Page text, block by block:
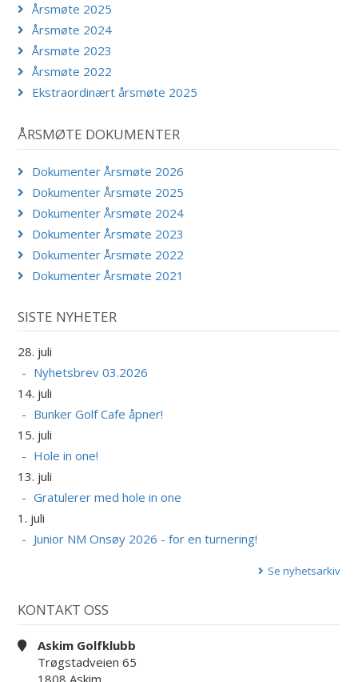
Årsmøte 2025
Årsmøte 2024
Årsmøte 2023
Årsmøte 2022
Ekstraordinært årsmøte 2025
ÅRSMØTE DOKUMENTER
Dokumenter Årsmøte 2026
Dokumenter Årsmøte 2025
Dokumenter Årsmøte 2024
Dokumenter Årsmøte 2023
Dokumenter Årsmøte 2022
Dokumenter Årsmøte 2021
SISTE NYHETER
28. juli
Nyhetsbrev 03.2026
14. juli
Bunker Golf Cafe åpner!
15. juli
Hole in one!
13. juli
Gratulerer med hole in one
1. juli
Junior NM Onsøy 2026 - for en turnering!
Se nyhetsarkiv
KONTAKT OSS
Askim Golfklubb
Trøgstadveien 65
1808 Askim